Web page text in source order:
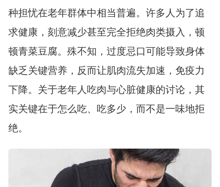
种担忧在老年群体中相当普遍。许多人为了追
求健康，刻意减少甚至完全拒绝肉类摄入，顿
顿青菜豆腐。殊不知，过度忌口可能导致身体
缺乏关键营养，反而让肌肉流失加速，免疫力
下降。关于老年人吃肉与心脏健康的讨论，其
实关键在于怎么吃、吃多少，而不是一味地拒
绝。